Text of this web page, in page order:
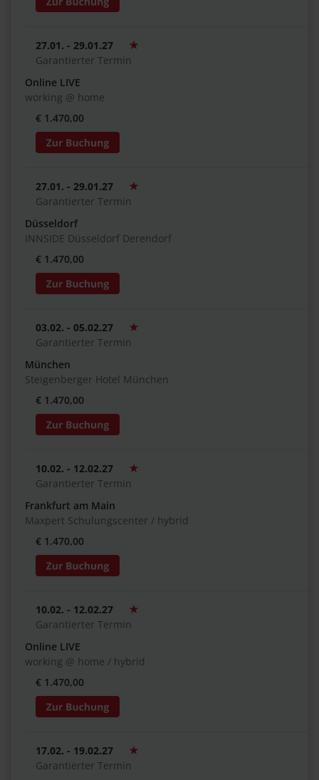
27.01. - 29.01.27
Garantierter Termin
Online LIVE
working @ home
€ 1.470,00
27.01. - 29.01.27
Garantierter Termin
Düsseldorf
INNSIDE Düsseldorf Derendorf
€ 1.470,00
03.02. - 05.02.27
Garantierter Termin
München
Steigenberger Hotel München
€ 1.470,00
10.02. - 12.02.27
Garantierter Termin
Frankfurt am Main
Maxpert Schulungscenter / hybrid
€ 1.470,00
10.02. - 12.02.27
Garantierter Termin
Online LIVE
working @ home / hybrid
€ 1.470,00
17.02. - 19.02.27
Garantierter Termin